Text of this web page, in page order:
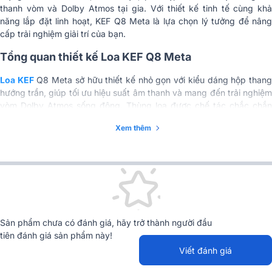
thanh vòm và Dolby Atmos tại gia. Với thiết kế tinh tế cùng khả
năng lắp đặt linh hoạt, KEF Q8 Meta là lựa chọn lý tưởng để nâng
cấp trải nghiệm giải trí của bạn.
Tổng quan thiết kế Loa KEF Q8 Meta
Loa KEFQ8 Meta sở hữu thiết kế nhỏ gọn với kiểu dáng hộp thang
hướng trần, giúp tối ưu hiệu suất âm thanh và mang đến trải nghiệm
vòm Dolby Atmos sống động. Thùng loa được chế tác chắc chắn
hợp với nhiều phong cách nội thất khác nhau.
Xem thêm
Sản phẩm chưa có đánh giá, hãy trở thành người đầu
tiên đánh giá sản phẩm này!
Viết đánh giá